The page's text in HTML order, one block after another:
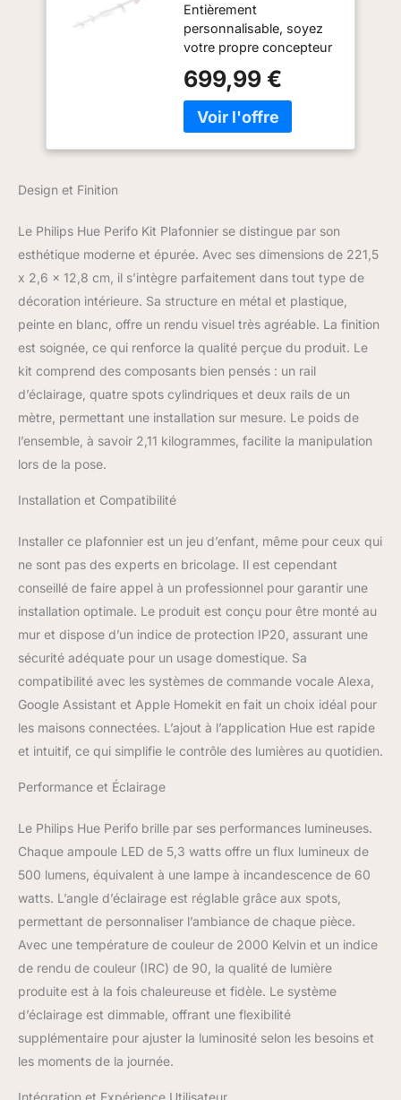
cylindrique - Blanc,
compatible
Bluetooth,
fonctionne avec
Alexa, Google
Assistant et Apple
Homekit
Entièrement
personnalisable, soyez
votre propre concepteur
flexible, conçu pour les
plafonds Contrôlez votre
éclairage comme vous le
fonctionnalités de
l'éclairage intelligent
grâce au pont Hue (non
parfaite avec des
lumières clanches
chaudes ou froides Ce
produit est un produit
contenant. Les produits
contenants sont
luminaires qui peuvent
être démontés afin de
lumineuse de classe
699,99 €
Design et Finition
Le Philips Hue Perifo Kit Plafonnier se distingue par son
esthétique moderne et épurée. Avec ses dimensions de 221,5
x 2,6 x 12,8 cm, il s’intègre parfaitement dans tout type de
décoration intérieure. Sa structure en métal et plastique,
peinte en blanc, offre un rendu visuel très agréable. La finition
est soignée, ce qui renforce la qualité perçue du produit. Le
kit comprend des composants bien pensés : un rail
d’éclairage, quatre spots cylindriques et deux rails de un
mètre, permettant une installation sur mesure. Le poids de
l’ensemble, à savoir 2,11 kilogrammes, facilite la manipulation
lors de la pose.
Installation et Compatibilité
Installer ce plafonnier est un jeu d’enfant, même pour ceux qui
ne sont pas des experts en bricolage. Il est cependant
conseillé de faire appel à un professionnel pour garantir une
installation optimale. Le produit est conçu pour être monté au
mur et dispose d’un indice de protection IP20, assurant une
sécurité adéquate pour un usage domestique. Sa
compatibilité avec les systèmes de commande vocale Alexa,
Google Assistant et Apple Homekit en fait un choix idéal pour
les maisons connectées. L’ajout à l’application Hue est rapide
et intuitif, ce qui simplifie le contrôle des lumières au quotidien.
Performance et Éclairage
Le Philips Hue Perifo brille par ses performances lumineuses.
Chaque ampoule LED de 5,3 watts offre un flux lumineux de
500 lumens, équivalent à une lampe à incandescence de 60
watts. L’angle d’éclairage est réglable grâce aux spots,
permettant de personnaliser l’ambiance de chaque pièce.
Avec une température de couleur de 2000 Kelvin et un indice
de rendu de couleur (IRC) de 90, la qualité de lumière
produite est à la fois chaleureuse et fidèle. Le système
d’éclairage est dimmable, offrant une flexibilité
supplémentaire pour ajuster la luminosité selon les besoins et
les moments de la journée.
Intégration et Expérience Utilisateur